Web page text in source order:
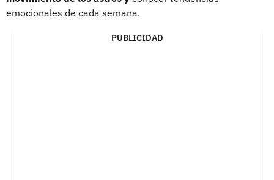
emocionales de cada semana.
PUBLICIDAD